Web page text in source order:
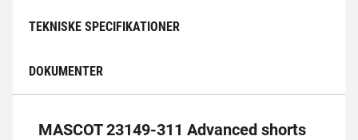
TEKNISKE SPECIFIKATIONER
DOKUMENTER
MASCOT 23149-311 Advanced shorts